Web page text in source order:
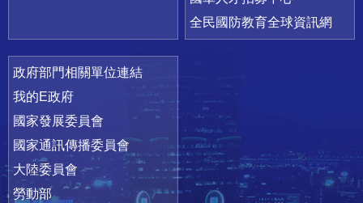
全民國防教育全球資訊網
政府部門相關單位連結
我的E政府
國家發展委員會
國家通訊傳播委員會
大陸委員會
勞動部